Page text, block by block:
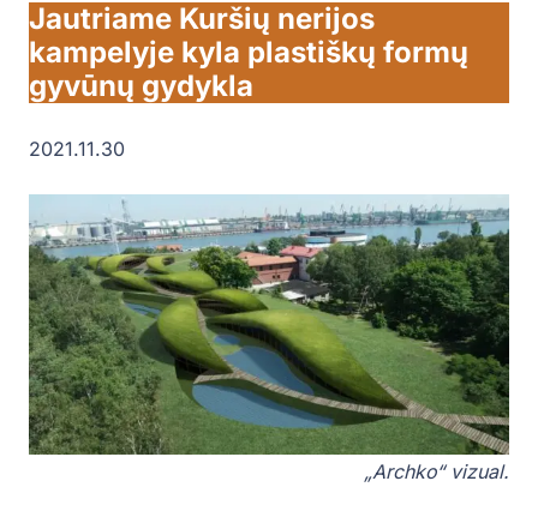
Jautriame Kuršių nerijos
kampelyje kyla plastiškų formų
gyvūnų gydykla
2021.11.30
„Archko“ vizual.